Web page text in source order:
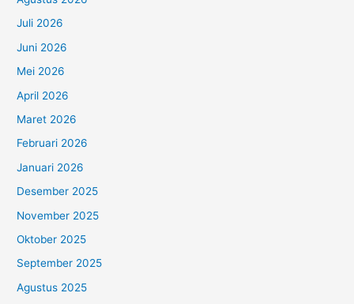
Juli 2026
Juni 2026
Mei 2026
April 2026
Maret 2026
Februari 2026
Januari 2026
Desember 2025
November 2025
Oktober 2025
September 2025
Agustus 2025